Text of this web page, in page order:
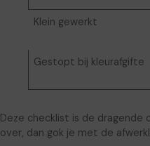
Klein gewerkt
Gestopt bij kleurafgifte
Deze checklist is de dragende
over, dan gok je met de